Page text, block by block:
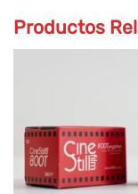
Productos